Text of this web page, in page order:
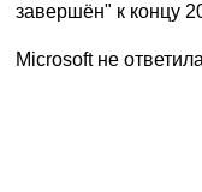
завершён" к концу
Microsoft не